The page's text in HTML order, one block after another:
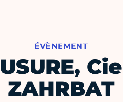
ÉVÈNEMENT
USURE, Cie
ZAHRBAT